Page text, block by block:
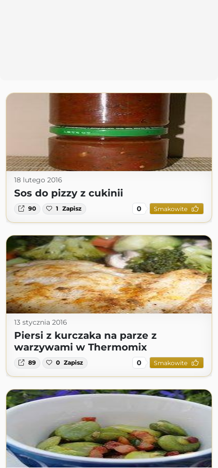
18 lutego 2016
Sos do pizzy z cukinii
90 1 Zapisz 0 Smakowite
13 stycznia 2016
Piersi z kurczaka na parze z
warzywami w Thermomix
89 0 Zapisz 0 Smakowite